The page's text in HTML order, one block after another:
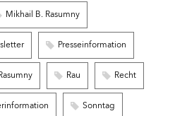
Mikhail B. Rasumny
Presseinformation
Rasumny Rau Recht
Sonntag